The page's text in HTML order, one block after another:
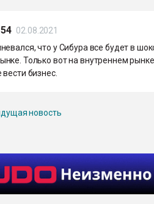
02.08.2021
что у Сибура все будет в
Только вот на внутреннем
вести бизнес.
новость